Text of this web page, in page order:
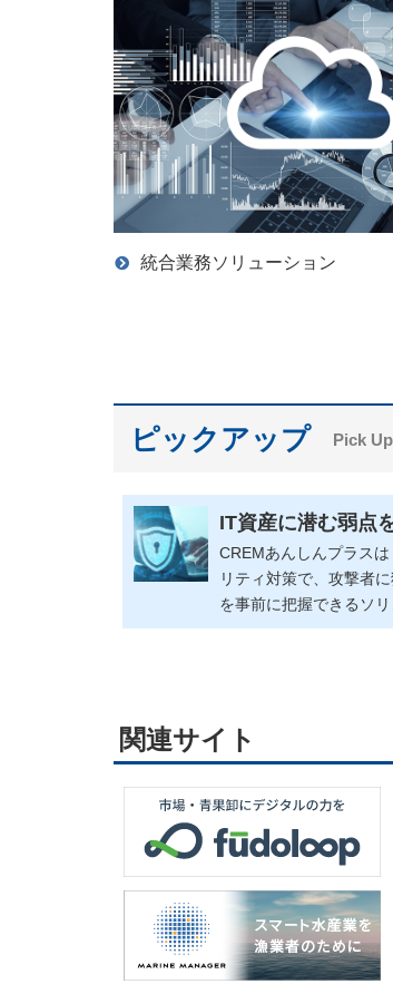
統合業務ソリューション
ピックアップ Pick Up
IT資産に潜む弱点
CREMあんしんプラスは
リティ対策で、攻撃者
を事前に把握できるソリ
関連サイト